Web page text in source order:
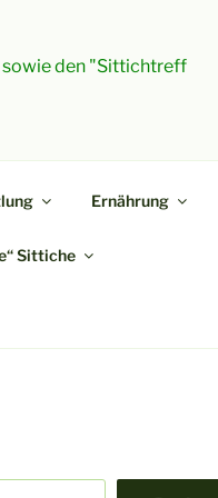
sowie den "Sittichtreff
Ernährung
Sittiche